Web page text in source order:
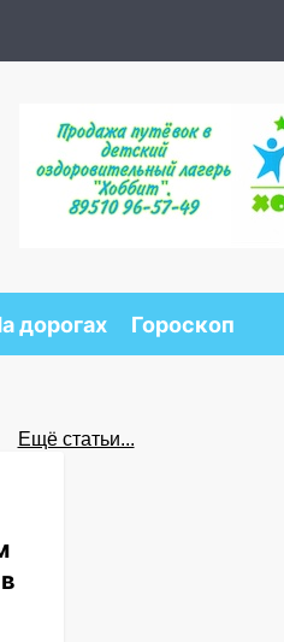
дорогах Гороскоп
Ещё статьи...